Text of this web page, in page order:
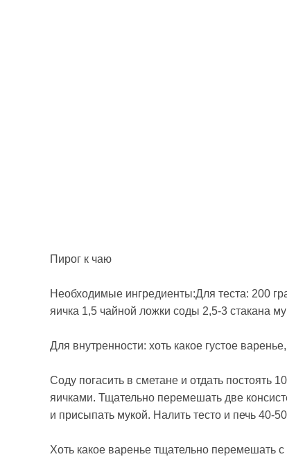
Пирог к чаю
Необходимые ингредиенты:Для теста: 200
яичка 1,5 чайной ложки соды 2,5-3 стакана
Для внутренности: хоть какое густое
Соду погасить в сметане и отдать постоять
яичками. Тщательно перемешать две
и присыпать мукой. Налить тесто и печь 40-
Хоть какое варенье тщательно перемешать